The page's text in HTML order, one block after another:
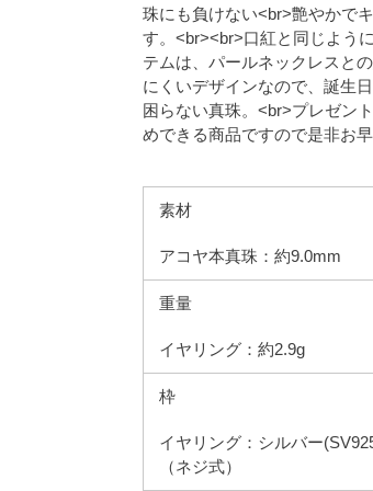
珠にも負けない<br>艶やかで
す。<br><br>口紅と同じよう
テムは、パールネックレスと
にくいデザインなので、誕生
困らない真珠。<br>プレゼン
めできる商品ですので是非お
素材
アコヤ本真珠：約9.0mm
重量
イヤリング：約2.9g
枠
イヤリング：シルバー
（ネジ式）